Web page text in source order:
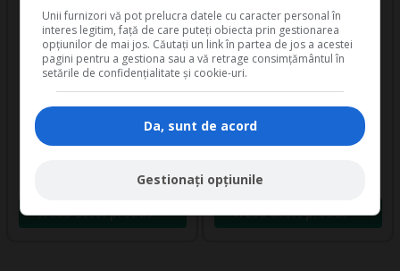
Ghidul practic al
domeniul constructiilor
Vreau acest produs →
Cartea verde a
Vreau acest produs →
Unii furnizori vă pot prelucra datele cu caracter personal în
interes legitim, față de care puteți obiecta prin gestionarea
opțiunilor de mai jos. Căutați un link în partea de jos a acestei
pagini pentru a gestiona sau a vă retrage consimțământul în
setările de confidențialitate și cookie-uri.
Da, sunt de acord
Gestionați opțiunile